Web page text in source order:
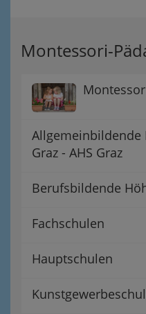
Montessori-
Allgemeinbildende
Graz - AHS Graz
Berufsbildende
Fachschulen
Hauptschulen